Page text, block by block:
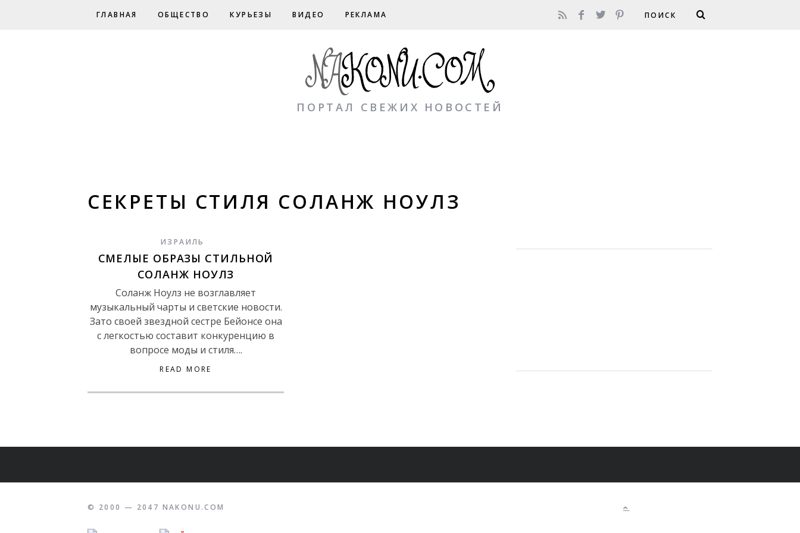
ГЛАВНАЯ ОБЩЕСТВО КУРЬЕЗЫ ВИДЕО РЕКЛАМА
ПОРТАЛ СВЕЖИХ НОВОСТЕЙ
СЕКРЕТЫ СТИЛЯ СОЛАНЖ НОУЛЗ
ИЗРАИЛЬ
СМЕЛЫЕ ОБРАЗЫ СТИЛЬНОЙ
СОЛАНЖ НОУЛЗ
Соланж Ноулз не возглавляет
музыкальный чарты и светские новости.
Зато своей звездной сестре Бейонсе она
с легкостью составит конкуренцию в
вопросе моды и стиля….
READ MORE
© 2000 — 2047 NAKONU.COM